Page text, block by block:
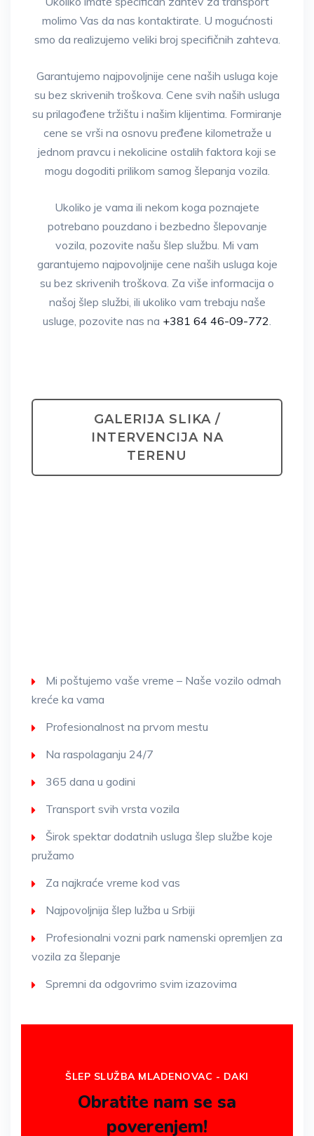
molimo Vas da nas kontaktirate. U mogućnosti
smo da realizujemo veliki broj specifičnih zahteva.
Garantujemo najpovoljnije cene naših usluga koje
su bez skrivenih troškova. Cene svih naših usluga
su prilagođene tržištu i našim klijentima. Formiranje
cene se vrši na osnovu pređene kilometraže u
jednom pravcu i nekolicine ostalih faktora koji se
mogu dogoditi prilikom samog šlepanja vozila.
Ukoliko je vama ili nekom koga poznajete
potrebano pouzdano i bezbedno šlepovanje
vozila, pozovite našu šlep službu. Mi vam
garantujemo najpovoljnije cene naših usluga koje
su bez skrivenih troškova. Za više informacija o
našoj šlep službi, ili ukoliko vam trebaju naše
usluge, pozovite nas na +381 64 46-09-772.
GALERIJA SLIKA /
INTERVENCIJA NA
TERENU
Mi poštujemo vaše vreme – Naše vozilo odmah
kreće ka vama
Profesionalnost na prvom mestu
Na raspolaganju 24/7
365 dana u godini
Transport svih vrsta vozila
Širok spektar dodatnih usluga šlep službe koje
pružamo
Za najkraće vreme kod vas
Najpovoljnija šlep lužba u Srbiji
Profesionalni vozni park namenski opremljen za
vozila za šlepanje
Spremni da odgovrimo svim izazovima
ŠLEP SLUŽBA MLADENOVAC - DAKI
Obratite nam se sa
poverenjem!